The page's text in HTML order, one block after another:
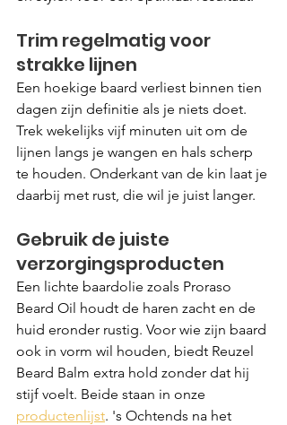
Trim regelmatig voor
strakke lijnen
Een hoekige baard verliest binnen tien
dagen zijn definitie als je niets doet.
Trek wekelijks vijf minuten uit om de
lijnen langs je wangen en hals scherp
te houden. Onderkant van de kin laat je
daarbij met rust, die wil je juist langer.
Gebruik de juiste
verzorgingsproducten
Een lichte baardolie zoals Proraso
Beard Oil houdt de haren zacht en de
huid eronder rustig. Voor wie zijn baard
ook in vorm wil houden, biedt Reuzel
Beard Balm extra hold zonder dat hij
stijf voelt. Beide staan in onze
productenlijst. 's Ochtends na het